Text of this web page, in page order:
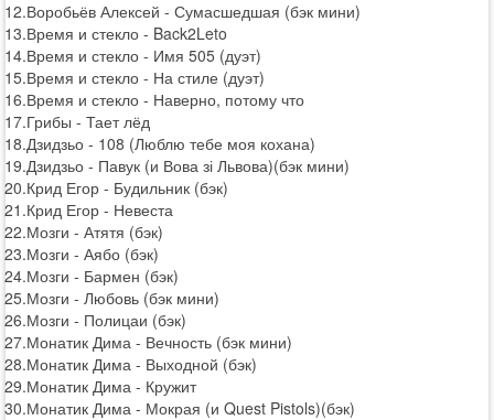
12.Воробьёв Алексей - Сумасшедшая (бэк мини)
13.Время и стекло - Back2Leto
14.Время и стекло - Имя 505 (дуэт)
15.Время и стекло - На стиле (дуэт)
16.Время и стекло - Наверно, потому что
17.Грибы - Тает лёд
18.Дзидзьо - 108 (Люблю тебе моя кохана)
19.Дзидзьо - Павук (и Вова зі Львова)(бэк мини)
20.Крид Егор - Будильник (бэк)
21.Крид Егор - Невеста
22.Мозги - Атятя (бэк)
23.Мозги - Аябо (бэк)
24.Мозги - Бармен (бэк)
25.Мозги - Любовь (бэк мини)
26.Мозги - Полицаи (бэк)
27.Монатик Дима - Вечность (бэк мини)
28.Монатик Дима - Выходной (бэк)
29.Монатик Дима - Кружит
30.Монатик Дима - Мокрая (и Quest Pistols)(бэк)